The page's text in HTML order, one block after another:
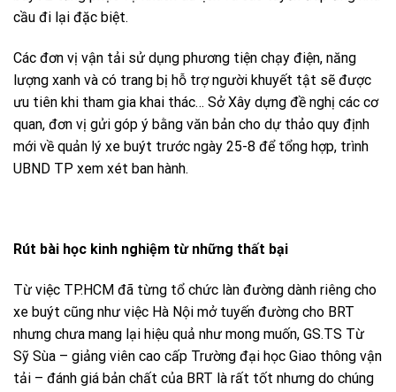
cầu đi lại đặc biệt.
Các đơn vị vận tải sử dụng phương tiện chạy điện, năng
lượng xanh và có trang bị hỗ trợ người khuyết tật sẽ được
ưu tiên khi tham gia khai thác… Sở Xây dựng đề nghị các cơ
quan, đơn vị gửi góp ý bằng văn bản cho dự thảo quy định
mới về quản lý xe buýt trước ngày 25-8 để tổng hợp, trình
UBND TP xem xét ban hành.
Rút bài học kinh nghiệm từ những thất bại
Từ việc TP.HCM đã từng tổ chức làn đường dành riêng cho
xe buýt cũng như việc Hà Nội mở tuyến đường cho BRT
nhưng chưa mang lại hiệu quả như mong muốn, GS.TS Từ
Sỹ Sùa – giảng viên cao cấp Trường đại học Giao thông vận
tải – đánh giá bản chất của BRT là rất tốt nhưng do chúng